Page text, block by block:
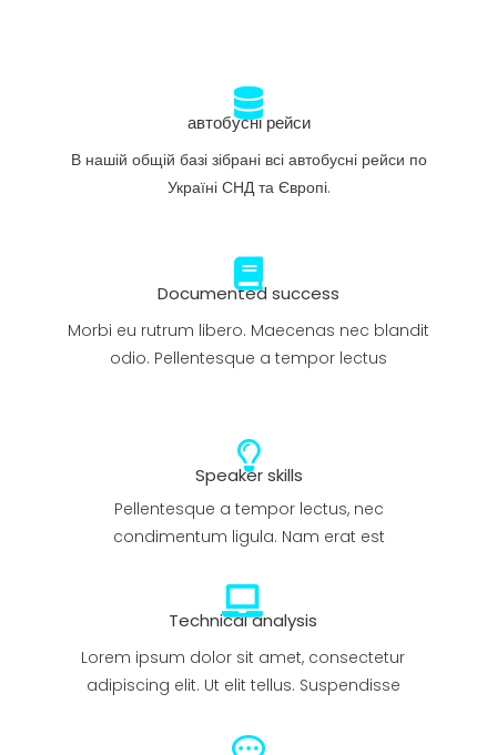
автобусні рейси
В нашій общій базі зібрані всі автобусні рейси по
Україні СНД та Європі.
Documented success
Morbi eu rutrum libero. Maecenas nec blandit
odio. Pellentesque a tempor lectus
Speaker skills
Pellentesque a tempor lectus, nec
condimentum ligula. Nam erat est
Technical analysis
Lorem ipsum dolor sit amet, consectetur
adipiscing elit. Ut elit tellus. Suspendisse